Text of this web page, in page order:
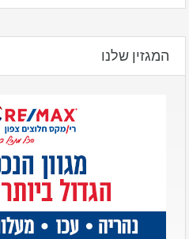
המגזין שלנו